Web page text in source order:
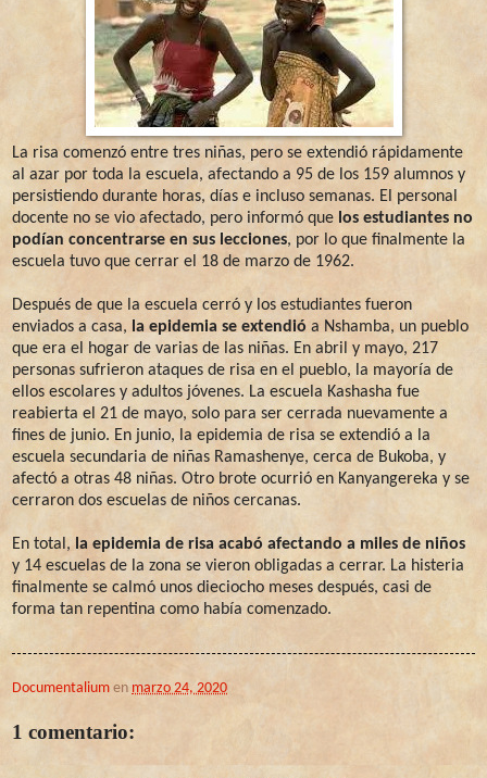
La risa comenzó entre tres niñas, pero se extendió rápidamente
al azar por toda la escuela, afectando a 95 de los 159 alumnos y
persistiendo durante horas, días e incluso semanas. El personal
docente no se vio afectado, pero informó que los estudiantes no
podían concentrarse en sus lecciones, por lo que finalmente la
escuela tuvo que cerrar el 18 de marzo de 1962.
Después de que la escuela cerró y los estudiantes fueron
enviados a casa, la epidemia se extendió a Nshamba, un pueblo
que era el hogar de varias de las niñas. En abril y mayo, 217
personas sufrieron ataques de risa en el pueblo, la mayoría de
ellos escolares y adultos jóvenes. La escuela Kashasha fue
reabierta el 21 de mayo, solo para ser cerrada nuevamente a
fines de junio. En junio, la epidemia de risa se extendió a la
escuela secundaria de niñas Ramashenye, cerca de Bukoba, y
afectó a otras 48 niñas. Otro brote ocurrió en Kanyangereka y se
cerraron dos escuelas de niños cercanas.
En total, la epidemia de risa acabó afectando a miles de niños
y 14 escuelas de la zona se vieron obligadas a cerrar. La histeria
finalmente se calmó unos dieciocho meses después, casi de
forma tan repentina como había comenzado.
Documentalium en marzo 24, 2020
1 comentario: